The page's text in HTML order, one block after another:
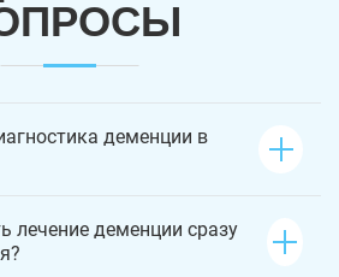
деменции в
лечение деменции сразу